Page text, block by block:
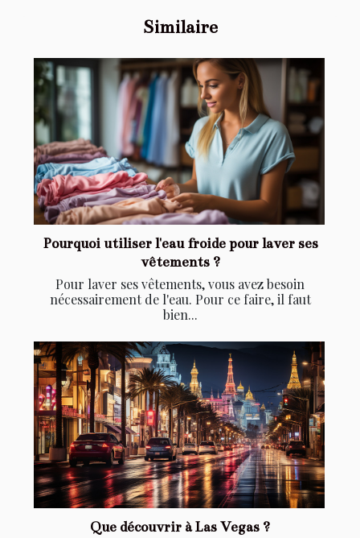
Similaire
Pourquoi utiliser l'eau froide pour laver ses
vêtements ?
Pour laver ses vêtements, vous avez besoin
nécessairement de l'eau. Pour ce faire, il faut
bien...
Que découvrir à Las Vegas ?